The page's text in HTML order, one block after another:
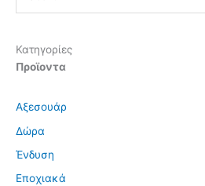
Κατηγορίες
Προϊοντα
Αξεσουάρ
Δώρα
Ένδυση
Εποχιακά